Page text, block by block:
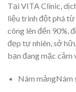
Tại VITA Clinic,
liệu trình đột phá
công lên đến 90%,
đẹp tự nhiên, sở
bạn đang mặc cảm
Nám mảngNám